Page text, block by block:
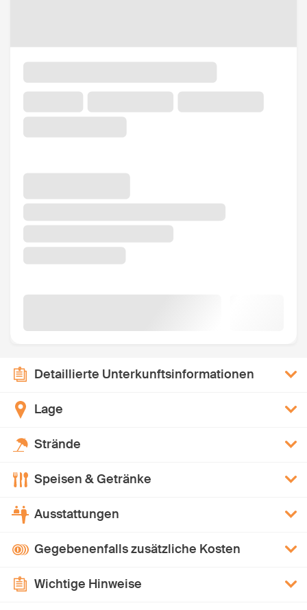
Detaillierte Unterkunftsinformationen
Lage
Strände
Speisen & Getränke
Ausstattungen
Gegebenenfalls zusätzliche Kosten
Wichtige Hinweise